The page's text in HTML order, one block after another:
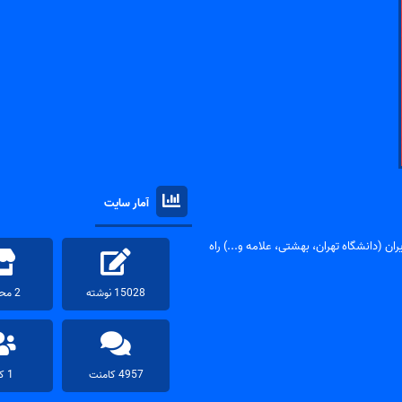
(دانشگاه تهران، بهشتی، علامه و...) راه
آمار سایت
15028 نوشته 2 محصول
4957 کامنت 1 کاربر